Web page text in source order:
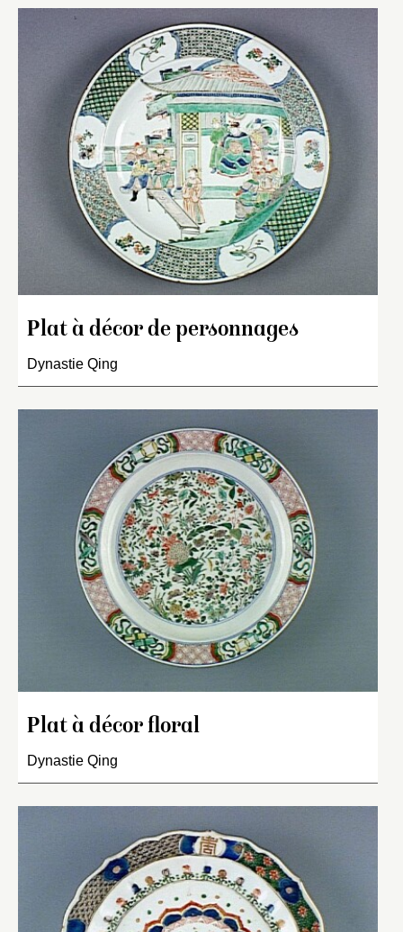
Plat à décor de personnages
Dynastie Qing
Plat à décor floral
Dynastie Qing